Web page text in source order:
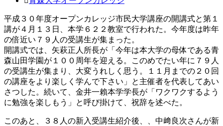
平成３０年度オープンカレッジ市民大学講座の開講式と第１
講が４月１３日、本学６２２教室で行われた。今年度は昨年
の倍近い７９人の受講生が集まった。
開講式では、矢萩正人所長が「今年は本大学の母体である青
森山田学園が１００周年を迎える。このめでたい年に７９人
の受講生が集まり、大変うれしく思う。１１月までの２０回
の講座をより楽しく学んで下さい」と主催者を代表してあい
さつした。続いて、金井一賴本学学長が「ワクワクするよう
に勉強を楽しもう」と呼び掛けて、祝辞を述べた。
このあと、３８人の新入受講生紹介後、、中﨑良次さんが新